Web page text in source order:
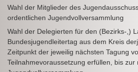
Wahl der Mitglieder des
ordentlichen Jugendvollversammlung
Wahl der Delegierten für den (Bezirks-,)
Bundesjugendleitertag aus dem Kreis
Zeitpunkt der jeweilig nächsten Tagung
Teilnahmevoraussetzung erfüllen, bis zur